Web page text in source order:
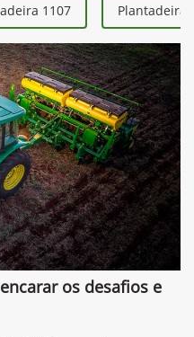
1107 Plantadeira
os desafios e